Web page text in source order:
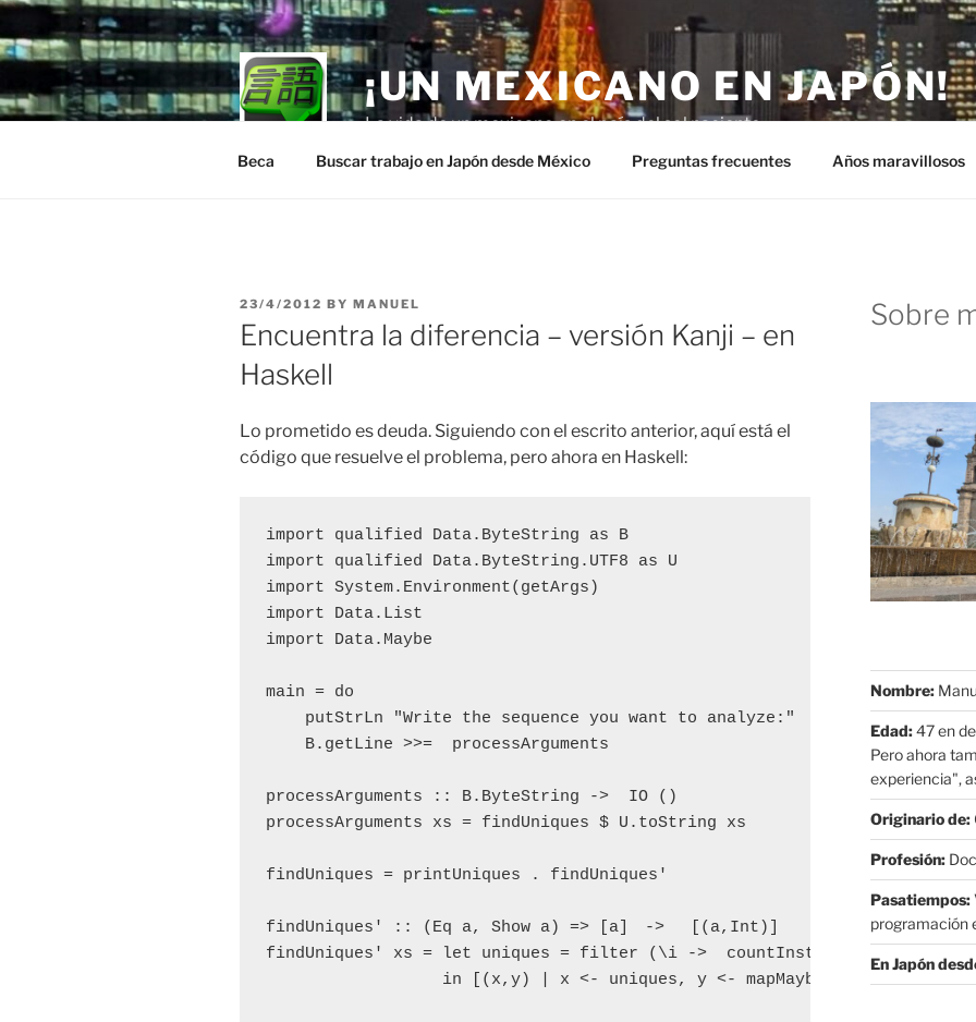
Skip
to
content
¡UN MEXICANO EN JAPÓN!
La vida de un mexicano en el país del sol naciente.
Beca Buscar trabajo en Japón desde México Preguntas frecuentes Años maravillosos
POSTED
ON
23/4/2012 BY MANUEL
Encuentra la diferencia – versión Kanji – en
Haskell
Lo prometido es deuda. Siguiendo con el escrito anterior, aquí está el
código que resuelve el problema, pero ahora en Haskell:
import qualified Data.ByteString as B
import qualified Data.ByteString.UTF8 as U
import System.Environment(getArgs)
import Data.List
import Data.Maybe
main = do
    putStrLn "Write the sequence you want to analyze:"
    B.getLine >>=  processArguments
processArguments :: B.ByteString ->  IO ()
processArguments xs = findUniques $ U.toString xs
findUniques = printUniques . findUniques'
findUniques' :: (Eq a, Show a) => [a]　-> 　[(a,Int)]
findUniques' xs = let uniques = filter (\i ->  countInstances i xs == 1)
in [(x,y) | x <- uniques, y <- mapMaybe (\i ->  i
Sobre
Nombre:
Edad:47 en
Pero ahora
experiencia",
Originario de:
Profesión:
Pasatiempos:
programación
En Japón